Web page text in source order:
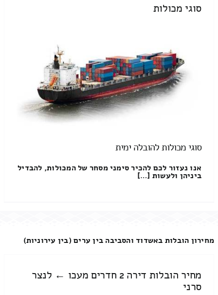
סוגי מכולות
סוגי מכולות להובלה ימית
אנו נעזור לכם להכיר סימני מסחר של המכולות, להבדיל
ביניהן ולעשות […]
מחירון הובלות באשדוד והסביבה בין ערים (בין עירוניות)
מחיר הובלות דירה 2 חדרים מעכו ← לנצר
סרני